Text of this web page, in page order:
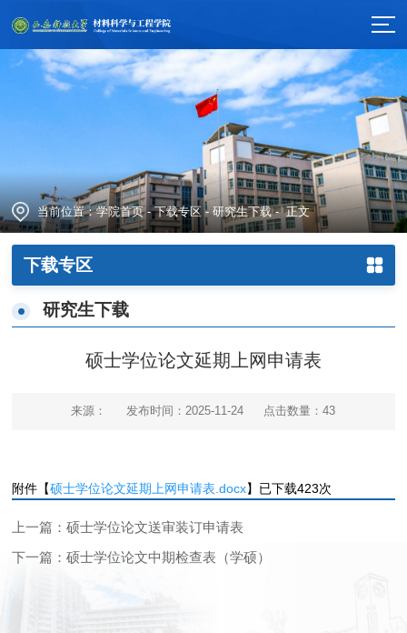
当前位置：学院首页-下载专区 -研究生下载- 正文
下载专区
研究生下载
硕士学位论文延期上网申请表
来源： 发布时间：2025-11-24 点击数量：43
附件【硕士学位论文延期上网申请表.docx】已下载423次
上一篇：硕士学位论文送审装订申请表
下一篇：硕士学位论文中期检查表（学硕）